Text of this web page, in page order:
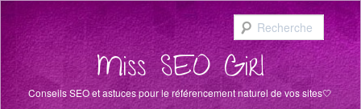
Miss SEO Girl
Conseils SEO et astuces pour le référencement naturel de vos sites🤍